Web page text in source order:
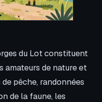
du Lot constituent
amateurs de nature et
pêche, randonnées
de la faune, les